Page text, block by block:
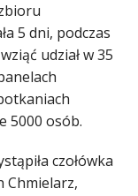
5 dni, podczas
udział w 35
5000 osób.
czołówka
Chmielarz,